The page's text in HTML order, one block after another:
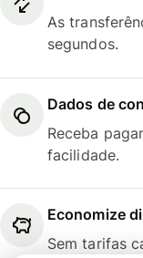
As
segundos.
Dados de
Receba
facilidade.
Economize
Sem tarifas